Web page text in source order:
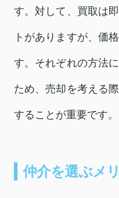
す。対して、買取は
トがありますが、価
す。それぞれの方法
ため、売却を考える
することが重要です。
仲介を選ぶメ